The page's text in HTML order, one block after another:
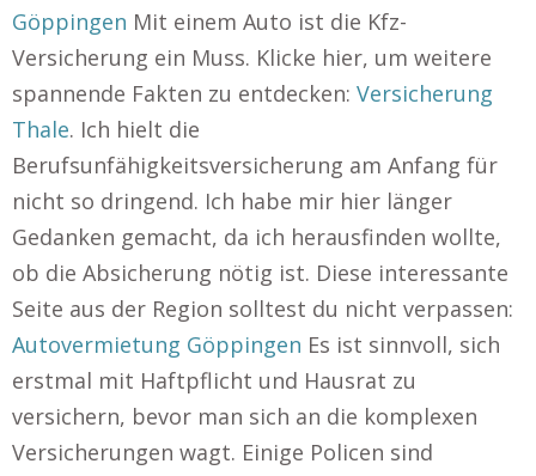
Göppingen Mit einem Auto ist die Kfz-
Versicherung ein Muss. Klicke hier, um weitere
spannende Fakten zu entdecken: Versicherung
Thale. Ich hielt die
Berufsunfähigkeitsversicherung am Anfang für
nicht so dringend. Ich habe mir hier länger
Gedanken gemacht, da ich herausfinden wollte,
ob die Absicherung nötig ist. Diese interessante
Seite aus der Region solltest du nicht verpassen:
Autovermietung Göppingen Es ist sinnvoll, sich
erstmal mit Haftpflicht und Hausrat zu
versichern, bevor man sich an die komplexen
Versicherungen wagt. Einige Policen sind